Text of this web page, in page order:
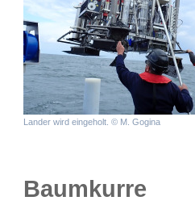
Lander wird eingeholt. © M. Gogina
Baumkurre